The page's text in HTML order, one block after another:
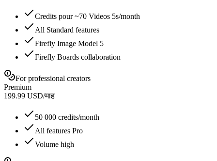
Credits pour ~70 Videos 5s/month
All Standard features
Firefly Image Model 5
Firefly Boards collaboration
For professional creators
Premium
199.99 USD/माह
50 000 credits/month
All features Pro
Volume high